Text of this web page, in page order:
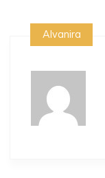
Alvanira